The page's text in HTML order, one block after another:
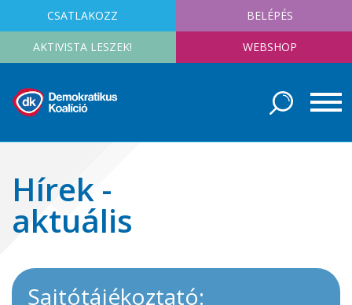
CSATLAKOZZ BELÉPÉS
AKTIVISTA LESZEK! WEBSHOP
Hírek -
aktuális
Sajtótájékoztató: